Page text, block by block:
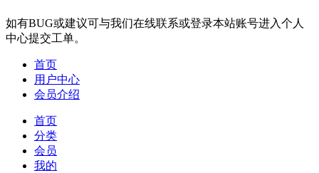
如有BUG或建议可与我们在线联系或登录本站账号进入个人
中心提交工单。
首页
用户中心
会员介绍
首页
分类
会员
我的